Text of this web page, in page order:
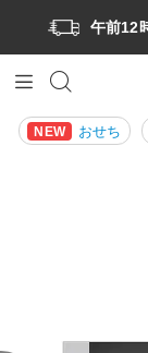
午前12
NEW おせち